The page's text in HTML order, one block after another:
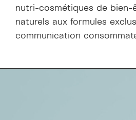
nutri-cosmétiques de bien-
naturels aux formules
communication